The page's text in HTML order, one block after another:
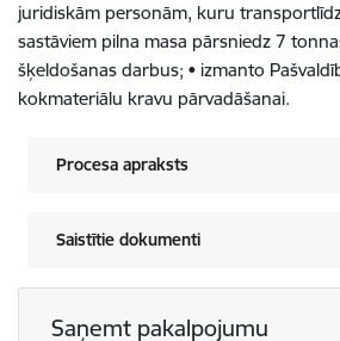
juridiskām personām, kuru
sastāviem pilna masa pārsniedz 7
šķeldošanas darbus; • izmanto
kokmateriālu kravu pārvadāšanai.
Procesa apraksts
Saistītie dokumenti
Saņemt pakalpojumu